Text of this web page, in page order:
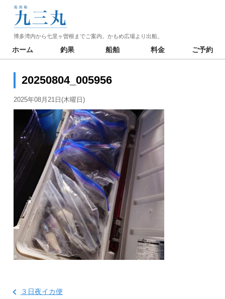
博多湾内から七里ヶ曽根までご案内。かもめ広場より出船。
ホーム 釣果 船舶 料金 ご予約
20250804_005956
2025年08月21日(木曜日)
３日夜イカ便